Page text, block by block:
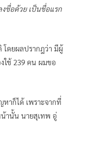
งชื่อด้วย เป็นชื่อแรก
ดยผลปรากฎว่า มีผู้
ใช้ 239 คน ผมขอ
าก็ได้ เพราะจากที่
านั้น นายสุเทพ อู่